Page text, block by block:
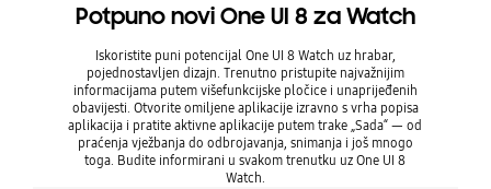
Potpuno novi One UI 8 za Watch
Iskoristite puni potencijal One UI 8 Watch uz hrabar,
pojednostavljen dizajn. Trenutno pristupite najvažnijim
informacijama putem višefunkcijske pločice i unaprijeđenih
obavijesti. Otvorite omiljene aplikacije izravno s vrha popisa
aplikacija i pratite aktivne aplikacije putem trake „Sada“ — od
praćenja vježbanja do odbrojavanja, snimanja i još mnogo
toga. Budite informirani u svakom trenutku uz One UI 8
Watch.